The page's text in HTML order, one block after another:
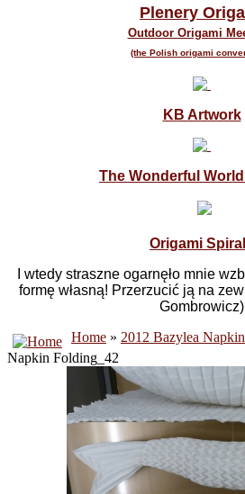
Plenery
Outdoor Origami
(the Polish origami
KB Artwork
The Wonderful
Origami
I wtedy straszne ogarnęło mnie
formę własną! Przerzucić ją na
Gombrowicz)
Home » 2012 Bazylea
Napkin Folding_42